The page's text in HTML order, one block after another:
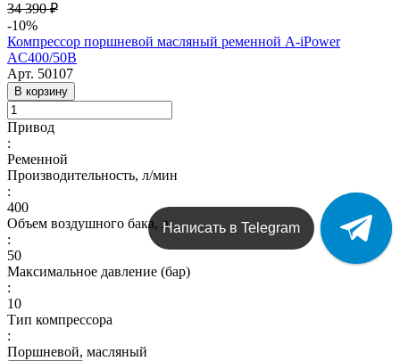
34 390 ₽
-10%
Компрессор поршневой масляный ременной A-iPower
AC400/50B
Арт. 50107
В корзину
Привод
:
Ременной
Производительность, л/мин
:
400
Объем воздушного бака, л
:
50
Максимальное давление (бар)
:
10
Тип компрессора
:
Поршневой, масляный
Написать в Telegram